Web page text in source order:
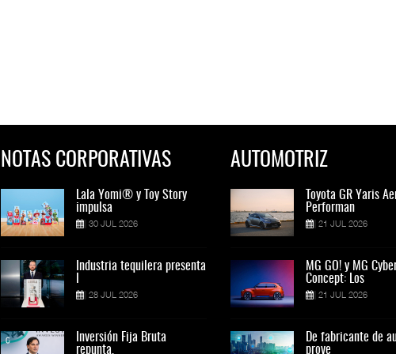
NOTAS CORPORATIVAS
Lala Yomi® y Toy Story
impulsa
30 JUL 2026
Industria tequilera presenta
28 JUL 2026
Inversión Fija Bruta
repunta,
Lala Yomi® y Toy
impulsa
30 JUL 2026
Industria tequilera
28 JUL 2026
Inversión Fija Bruta
repunta,
AUTOMOTRIZ
Toyota GR Yaris Aero
Performan
21 JUL 2026
MG GO! y MG Cyber
21 JUL 2026
De fabricante de autos a
prove
Toyota GR Yaris
Performan
21 JUL 2026
MG GO! y MG
Concept: Los
21 JUL 2026
De fabricante de
prove